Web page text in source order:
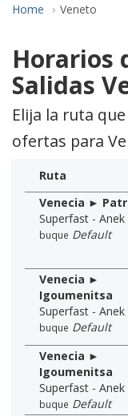
Home Veneto
Horarios
Salidas
Elija la ruta
ofertas para
Ruta
Venecia ►
Superfast - Anek
buque Default
Venecia ►
Igoumenitsa
Superfast - Anek
buque Default
Venecia ►
Igoumenitsa
Superfast - Anek
buque Default